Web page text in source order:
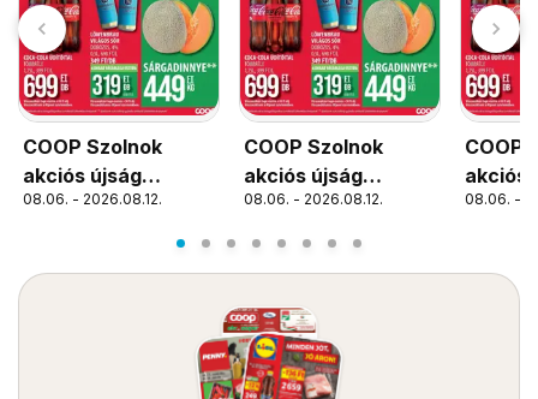
COOP Szolnok
akciós újság
Szolnok
08.06. - 2026.08.12.
COOP Szolnok
akciós újság
Debrecen
08.06. - 2026.08.12.
COOP
akciós
08.06. -